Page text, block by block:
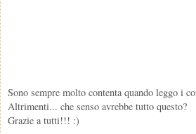
Sono sempre molto contenta quando leggo i
Altrimenti... che senso avrebbe tutto questo?
Grazie a tutti!!! :)